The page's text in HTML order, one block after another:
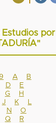
Estudios por
A
B
D
E
G
H
J K
N
O
Q
R